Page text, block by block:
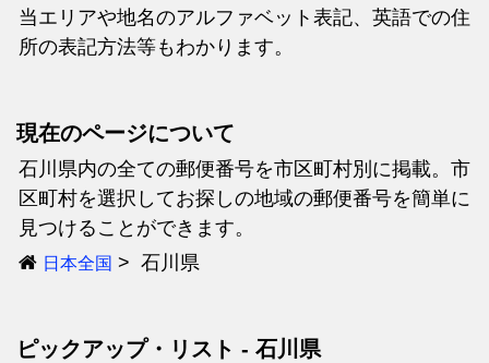
当エリアや地名のアルファベット表記、英語での住
所の表記方法等もわかります。
現在のページについて
石川県内の全ての郵便番号を市区町村別に掲載。市
区町村を選択してお探しの地域の郵便番号を簡単に
見つけることができます。
日本全国 石川県
ピックアップ・リスト - 石川県